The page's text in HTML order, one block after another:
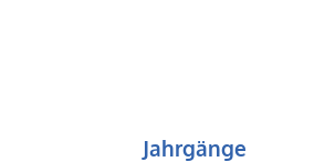
Jahrgänge